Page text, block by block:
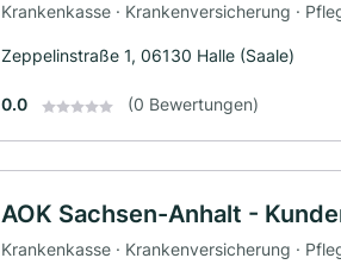
Krankenkasse · Krankenversicherung ·
Zeppelinstraße 1, 06130 Halle (Saale)
0.0 (0 Bewertungen)
AOK Sachsen-Anhalt -
Krankenkasse · Krankenversicherung ·